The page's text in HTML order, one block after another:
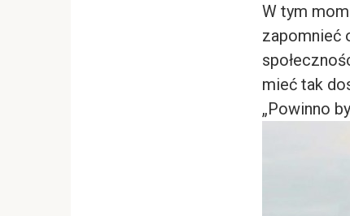
W tym
zapomnieć
mieć tak
„Powinno